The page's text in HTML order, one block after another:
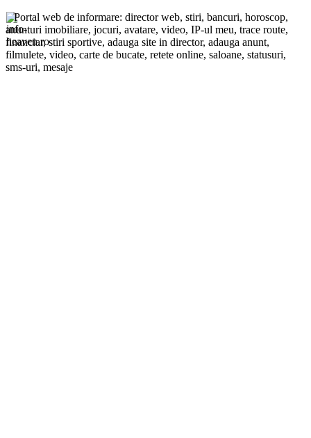
Portal web de informare: director web, stiri, bancuri, horoscop,
anunturi imobiliare, jocuri, avatare, video, IP-ul meu, trace route,
financiar, stiri sportive, adauga site in director, adauga anunt,
filmulete, video, carte de bucate, retete online, saloane, statusuri,
sms-uri, mesaje